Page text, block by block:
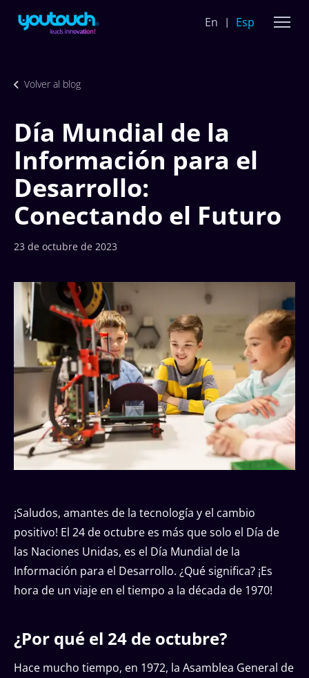
En Esp
Volver al blog
Día Mundial de la
Información para el
Desarrollo:
Conectando el Futuro
23 de octubre de 2023
¡Saludos, amantes de la tecnología y el cambio
positivo! El 24 de octubre es más que solo el Día de
las Naciones Unidas, es el Día Mundial de la
Información para el Desarrollo. ¿Qué significa? ¡Es
hora de un viaje en el tiempo a la década de 1970!
¿Por qué el 24 de octubre?
Hace mucho tiempo, en 1972, la Asamblea General de